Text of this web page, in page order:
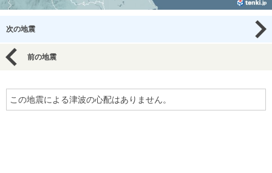
次の地震
前の地震
この地震による津波の心配はありません。